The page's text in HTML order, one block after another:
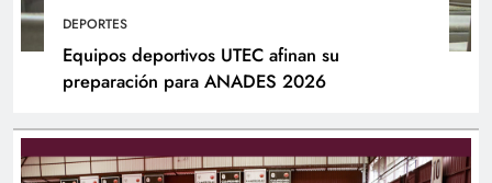
DEPORTES
Equipos deportivos UTEC afinan su
preparación para ANADES 2026